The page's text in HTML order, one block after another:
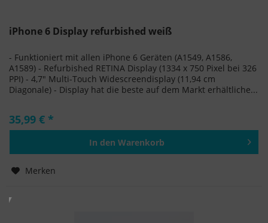
iPhone 6 Display refurbished weiß
- Funktioniert mit allen iPhone 6 Geräten (A1549, A1586,
A1589) - Refurbished RETINA Display (1334 x 750 Pixel bei 326
PPI) - 4,7" Multi-Touch Widescreendisplay (11,94 cm
Diagonale) - Display hat die beste auf dem Markt erhältliche...
35,99 € *
In den Warenkorb
Merken